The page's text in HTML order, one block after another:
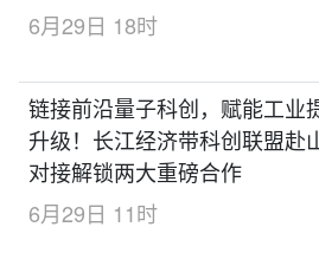
6月29日 18时
链接前沿量子科创，赋能工业
升级！长江经济带科创联盟赴
对接解锁两大重磅合作
6月29日 11时